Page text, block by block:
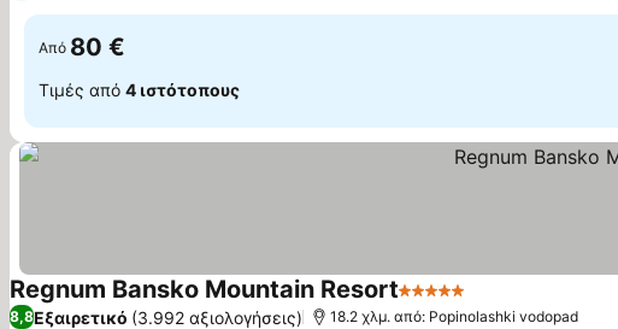
Από 80 €
Τιμές από 4 ιστότοπους
Regnum Bansko Mountain Resort5 Αστέρια
8,8Εξαιρετικό (3.992 αξιολογήσεις) 18.2 χλμ. από: Popinolashki vodopad